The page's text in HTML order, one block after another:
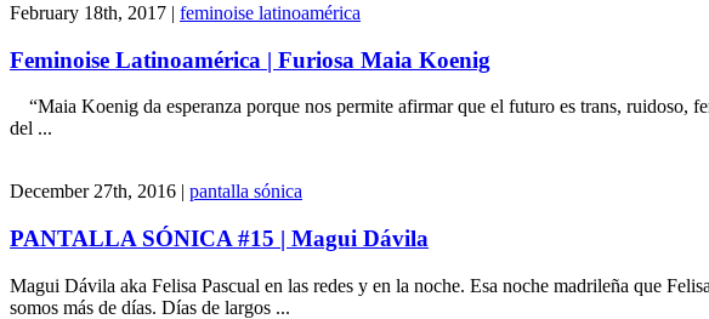
February 18th, 2017 | feminoise latinoamérica
Feminoise Latinoamérica | Furiosa Maia Koenig
“Maia Koenig da esperanza porque nos permite afirmar que el futuro es trans,
del ...
December 27th, 2016 | pantalla sónica
PANTALLA SÓNICA #15 | Magui Dávila
Magui Dávila aka Felisa Pascual en las redes y en la noche. Esa noche madrileña que
somos más de días. Días de largos ...